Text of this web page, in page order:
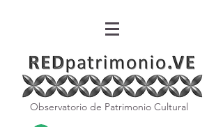
Observatorio de Patrimonio Cultural